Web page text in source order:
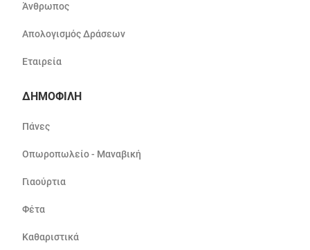
Άνθρωπος
Απολογισμός Δράσεων
Εταιρεία
ΔΗΜΟΦΙΛΗ
Πάνες
Οπωροπωλείο - Μαναβική
Γιαούρτια
Φέτα
Καθαριστικά